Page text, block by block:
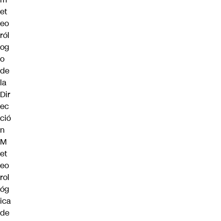
et
eo
ról
og
o
de
la
Dir
ec
ció
n
M
et
eo
rol
óg
ica
de